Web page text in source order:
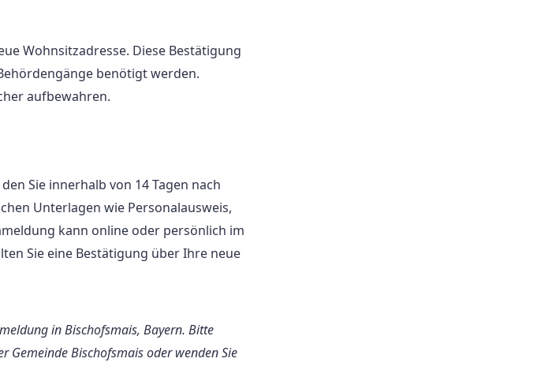
Wohnsitzadresse. Diese Bestätigung
benötigt werden.
aufbewahren.
Sie innerhalb von 14 Tagen nach
Unterlagen wie Personalausweis,
kann online oder persönlich im
Sie eine Bestätigung über Ihre neue
in Bischofsmais, Bayern. Bitte
Gemeinde Bischofsmais oder wenden Sie